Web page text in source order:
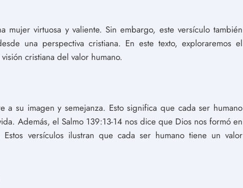
virtuosa y valiente. Sin embargo, este versículo también
una perspectiva cristiana. En este texto, exploraremos el
cristiana del valor humano.
su imagen y semejanza. Esto significa que cada ser humano
Además, el Salmo 139:13-14 nos dice que Dios nos formó en
versículos ilustran que cada ser humano tiene un valor